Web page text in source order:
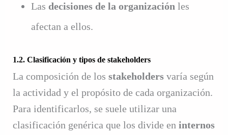
Las decisiones de la organización les
afectan a ellos.
1.2. Clasificación y tipos de stakeholders
La composición de los stakeholders varía según
la actividad y el propósito de cada organización.
Para identificarlos, se suele utilizar una
clasificación genérica que los divide en internos